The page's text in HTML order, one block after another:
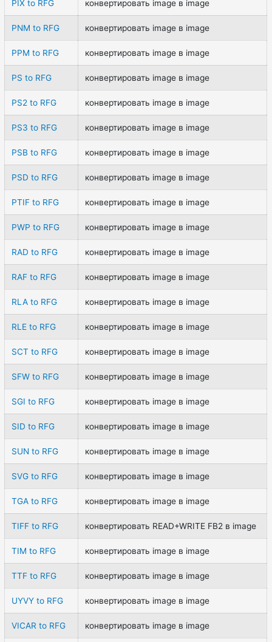
PIX to RFG конвертировать image в image
PNM to RFG конвертировать image в image
PPM to RFG конвертировать image в image
PS to RFG конвертировать image в image
PS2 to RFG конвертировать image в image
PS3 to RFG конвертировать image в image
PSB to RFG конвертировать image в image
PSD to RFG конвертировать image в image
PTIF to RFG конвертировать image в image
PWP to RFG конвертировать image в image
RAD to RFG конвертировать image в image
RAF to RFG конвертировать image в image
RLA to RFG конвертировать image в image
RLE to RFG конвертировать image в image
SCT to RFG конвертировать image в image
SFW to RFG конвертировать image в image
SGI to RFG конвертировать image в image
SID to RFG конвертировать image в image
SUN to RFG конвертировать image в image
SVG to RFG конвертировать image в image
TGA to RFG конвертировать image в image
TIFF to RFG конвертировать READ+WRITE FB2 в image
TIM to RFG конвертировать image в image
TTF to RFG конвертировать image в image
UYVY to RFG конвертировать image в image
VICAR to RFG конвертировать image в image